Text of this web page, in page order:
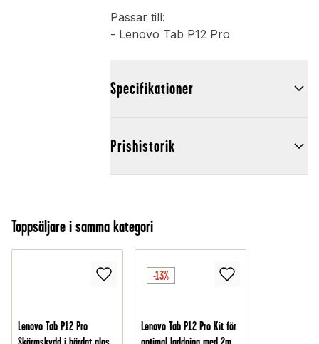
Passar till:
- Lenovo Tab P12 Pro
Specifikationer
Prishistorik
Toppsäljare i samma kategori
Lenovo Tab P12 Pro
-13%
Lenovo Tab P12 Pro Kit för